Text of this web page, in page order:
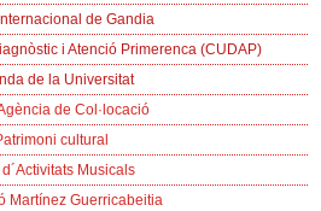
de Gandia
i Atenció Primerenca (CUDAP)
de la Universitat
de Col·locació
cultural
Musicals
Martínez Guerricabeitia